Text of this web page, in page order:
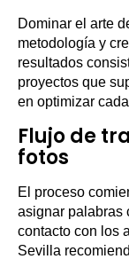
Dominar el arte
metodología y
resultados
proyectos que
en optimizar
Flujo de
fotos
El proceso
asignar palabras
contacto con los
Sevilla